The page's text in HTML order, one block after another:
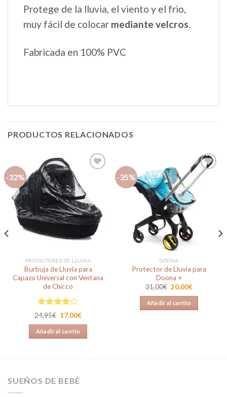
Protege de la lluvia, el viento y el frio,
muy fácil de colocar mediante velcros.
Fabricada en 100% PVC
PRODUCTOS RELACIONADOS
-32%
Añadir
a la
lista de
deseos
PROTECTORES DE LLUVIA
Burbuja de Lluvia para
Capazo Universal con Ventana
de Chicco
Valorado
en
de 5
24,95€ El
precio
original
era:
24,95€.
17,00€El
17,00€.
Añadir al carrito
-35%
DOONA
Protector de Lluvia para
Doona +
31,00€ El
precio
original
era:
31,00€.
20,00€El
20,00€.
Añadir al carrito
SUEÑOS DE BEBÉ